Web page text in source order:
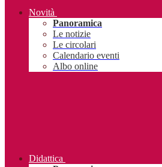
Novità
Panoramica
Le notizie
Le circolari
Calendario eventi
Albo online
Didattica